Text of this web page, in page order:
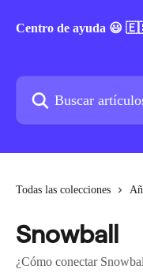
Centro de ayuda 😃
Buscar artículos...
Todas las colecciones
Snowball
¿Cómo conectar